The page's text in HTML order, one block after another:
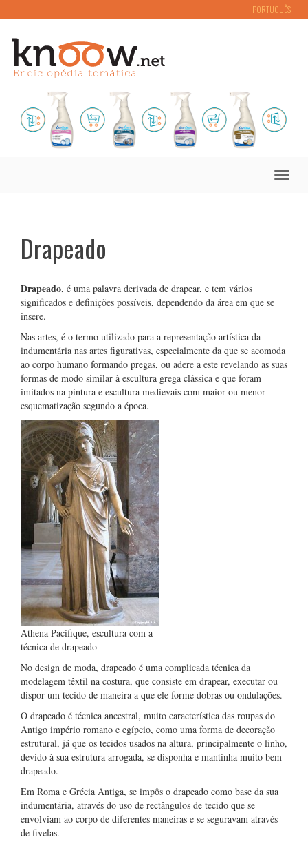
PORTUGUÊS
Toggle
Drapeado
Drapeado, é uma palavra derivada de drapear, e tem vários
significados e definições possíveis, dependendo da área em que se
insere.
Nas artes, é o termo utilizado para a representação artística da
indumentária nas artes figurativas, especialmente da que se acomoda
ao corpo humano formando pregas, ou adere a este revelando as suas
formas de modo similar à escultura grega clássica e que foram
imitados na pintura e escultura medievais com maior ou menor
esquematização segundo a época.
Athena Pacifique, escultura com a
técnica de drapeado
No design de moda, drapeado é uma complicada técnica da
modelagem têxtil na costura, que consiste em drapear, executar ou
dispor um tecido de maneira a que ele forme dobras ou ondulações.
O drapeado é técnica ancestral, muito característica das roupas do
Antigo império romano e egípcio, como uma forma de decoração
estrutural, já que os tecidos usados na altura, principalmente o linho,
devido à sua estrutura arrogada, se disponha e mantinha muito bem
drapeado.
Em Roma e Grécia Antiga, se impôs o drapeado como base da sua
indumentária, através do uso de rectângulos de tecido que se
envolviam ao corpo de diferentes maneiras e se seguravam através
de fivelas.